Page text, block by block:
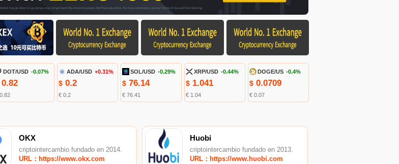
DOT/USD -0.07% ADA/USD +0.31%
$0.2
€ 0.2
SOL/USD -0.29%
$ 76.14
€ 76.41
XRP/USD -0.44%
$ 1.041
€ 1.04
DOGE/US -0.4%
$ 0.0709
€ 0.07
OKX
criptointercambio fundado en 2014.
URL：https://www.okx.com
Huobi
criptointercambio fundado en 2013.
URL：https://www.huobi.com